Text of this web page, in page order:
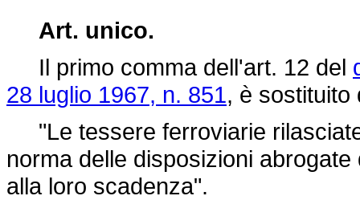
Art. unico.
Il primo comma dell'art. 12 del
28 luglio 1967, n. 851, è sostituito
"Le tessere ferroviarie
norma delle disposizioni
alla loro scadenza".